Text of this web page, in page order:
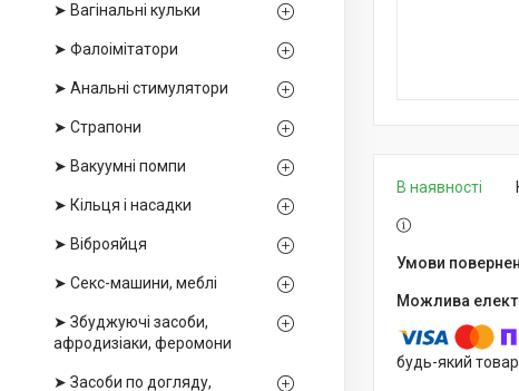
➤ Вагінальні кульки
➤ Фалоімітатори
➤ Анальні стимулятори
➤ Страпони
➤ Вакуумні помпи
➤ Кільця і насадки
➤ Віброяйця
➤ Секс-машини, меблі
➤ Збуджуючі засоби,
афродизіаки, феромони
➤ Засоби по догляду,
В наявності
будь-який